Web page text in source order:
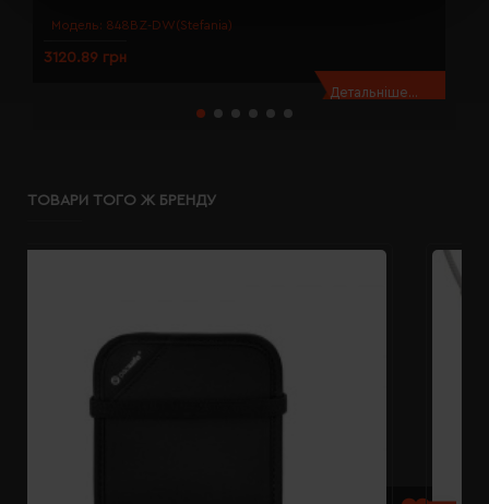
Модель: 848BZ-DW(Stefania)
3120.89 грн
Детальніше...
ТОВАРИ ТОГО Ж БРЕНДУ